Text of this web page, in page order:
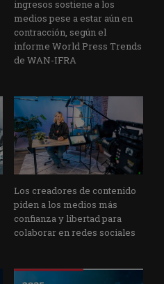
ingresos sostiene a los
medios pese a estar aún en
contracción, según el
informe World Press Trends
de WAN-IFRA
Los creadores de contenido
piden a los medios más
confianza y libertad para
colaborar en redes sociales